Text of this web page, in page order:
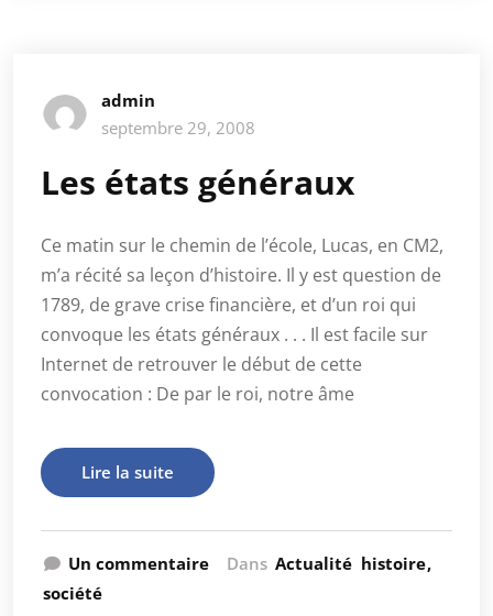
admin
septembre 29, 2008
Les états généraux
Ce matin sur le chemin de l’école, Lucas, en CM2,
m’a récité sa leçon d’histoire. Il y est question de
1789, de grave crise financière, et d’un roi qui
convoque les états généraux . . . Il est facile sur
Internet de retrouver le début de cette
convocation : De par le roi, notre âme
Lire la suite
Un commentaire Dans Actualité histoire
société